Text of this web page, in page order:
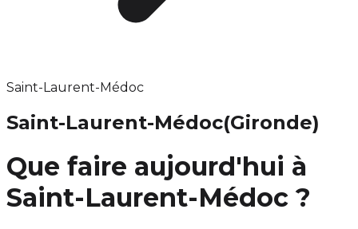
Saint-Laurent-Médoc
Saint-Laurent-Médoc(Gironde)
Que faire aujourd'hui à
Saint-Laurent-Médoc ?